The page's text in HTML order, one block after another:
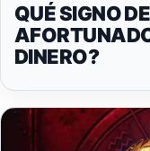
QUÉ SIGNO
DINERO?